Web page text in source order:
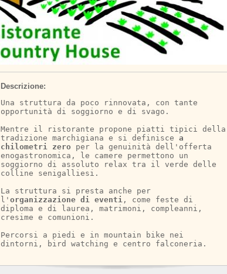
Descrizione:
Una struttura da poco rinnovata, con tante
opportunità di soggiorno e di svago.
Mentre il ristorante propone piatti tipici della
tradizione marchigiana e si definisce a
chilometri zero per la genuinità dell'offerta
enogastronomica, le camere permettono un
soggiorno di assoluto relax tra il verde delle
colline senigalliesi.
La struttura si presta anche per
l' organizzazione di eventi , come feste di
diploma e di laurea, matrimoni, compleanni,
cresime e comunioni.
Percorsi a piedi e in mountain bike nei
dintorni, bird watching e centro falconeria.